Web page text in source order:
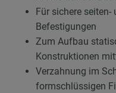
Für sichere
Befestigungen
Zum Aufbau
Konstruktionen
Verzahnung im
formschlüssigen